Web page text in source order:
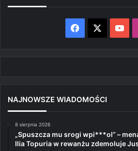
Facebook
NAJNOWSZE WIADOMOŚCI
8 sierpnia 2026
„Spuszcza mu srogi wpi***ol” –
Ilia Topuria w rewanżu zdemoluje